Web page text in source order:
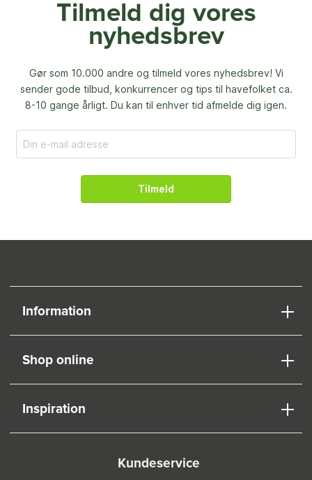
Tilmeld dig vores
nyhedsbrev
Gør som 10.000 andre og tilmeld vores nyhedsbrev! Vi
sender gode tilbud, konkurrencer og tips til havefolket ca.
8-10 gange årligt. Du kan til enhver tid afmelde dig igen.
Tilmeld
Information
Shop online
Inspiration
Kundeservice